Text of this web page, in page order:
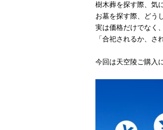
樹木葬を探す際、気
お墓を探す際、どう
実は価格だけでなく
「合祀されるか、
今回は天空陵ご購